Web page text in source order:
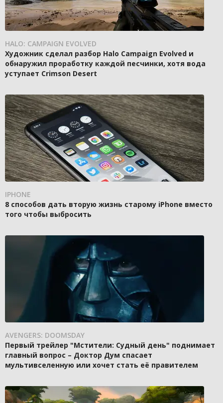
HALO: CAMPAIGN EVOLVED
Художник сделал разбор Halo Campaign Evolved и
обнаружил проработку каждой песчинки, хотя вода
уступает Crimson Desert
IPHONE
8 способов дать вторую жизнь старому iPhone вместо
того чтобы выбросить
AVENGERS: DOOMSDAY
Первый трейлер "Мстители: Судный день" поднимает
главный вопрос – Доктор Дум спасает
мультивселенную или хочет стать её правителем